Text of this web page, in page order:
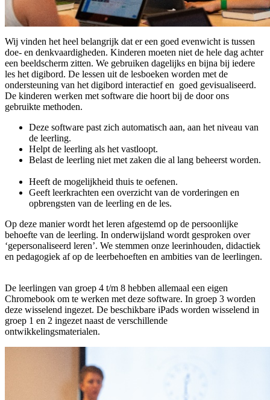
Wij vinden het heel belangrijk dat er een goed evenwicht is tussen
doe- en denkvaardigheden. Kinderen moeten niet de hele dag achter
een beeldscherm zitten. We gebruiken dagelijks en bijna bij iedere
les het digibord. De lessen uit de lesboeken worden met de
ondersteuning van het digibord interactief en goed gevisualiseerd.
De kinderen werken met software die hoort bij de door ons
gebruikte methoden.
Deze software past zich automatisch aan, aan het niveau van
de leerling.
Helpt de leerling als het vastloopt.
Belast de leerling niet met zaken die al lang beheerst worden.
Heeft de mogelijkheid thuis te oefenen.
Geeft leerkrachten een overzicht van de vorderingen en
opbrengsten van de leerling en de les.
Op deze manier wordt het leren afgestemd op de persoonlijke
behoefte van de leerling. In onderwijsland wordt gesproken over
‘gepersonaliseerd leren’. We stemmen onze leerinhouden, didactiek
en pedagogiek af op de leerbehoeften en ambities van de leerlingen.
De leerlingen van groep 4 t/m 8 hebben allemaal een eigen
Chromebook om te werken met deze software. In groep 3 worden
deze wisselend ingezet. De beschikbare iPads worden wisselend in
groep 1 en 2 ingezet naast de verschillende
ontwikkelingsmaterialen.